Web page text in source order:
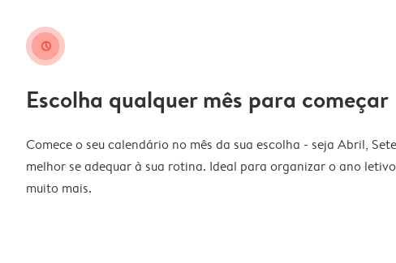
clock
Escolha qualquer mês para começar
Comece o seu calendário no mês da sua escolha - seja Abril,
melhor se adequar à sua rotina. Ideal para organizar o ano
muito mais.